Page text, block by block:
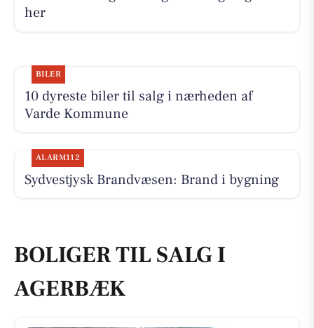
her
BILER
10 dyreste biler til salg i nærheden af
Varde Kommune
ALARM112
Sydvestjysk Brandvæsen: Brand i bygning
BOLIGER TIL SALG I
AGERBÆK